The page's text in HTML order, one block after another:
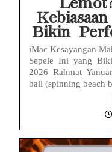
Bikin
iMac Kesayangan
Sepele Ini yang
2026 Rahmat
ball (spinning beach